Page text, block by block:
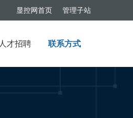
显控网首页 管理子站
人才招聘 联系方式